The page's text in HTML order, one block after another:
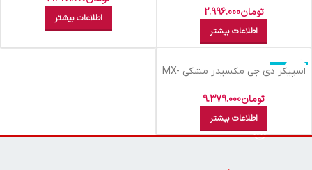
تومان2.996.000
اطلاعات بیشتر
اطلاعات بیشتر
اتمام موجودی
اسپيکر دي جي مکسيدر مشکي MX-
تومان9.379.000
اطلاعات بیشتر